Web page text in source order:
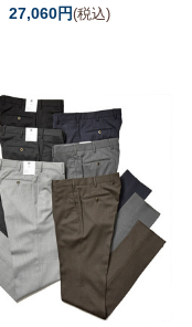
27,060円(税込)